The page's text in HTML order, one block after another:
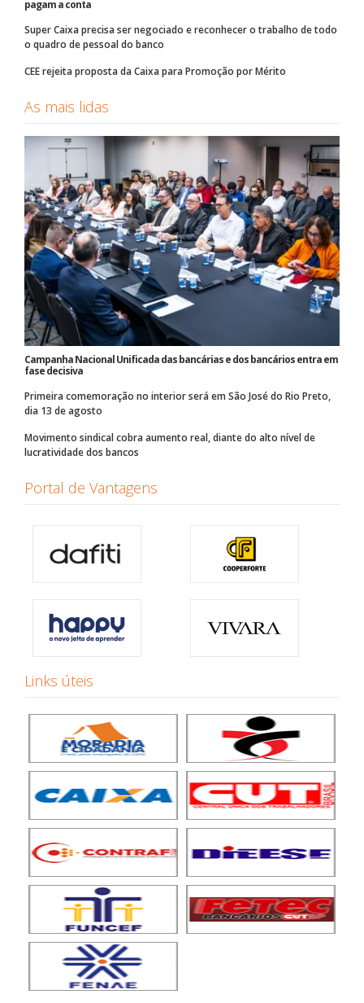
pagam a conta
Super Caixa precisa ser negociado e reconhecer o trabalho de todo
o quadro de pessoal do banco
CEE rejeita proposta da Caixa para Promoção por Mérito
As mais lidas
Campanha Nacional Unificada das bancárias e dos bancários entra em
fase decisiva
Primeira comemoração no interior será em São José do Rio Preto,
dia 13 de agosto
Movimento sindical cobra aumento real, diante do alto nível de
lucratividade dos bancos
Portal de Vantagens
Links úteis